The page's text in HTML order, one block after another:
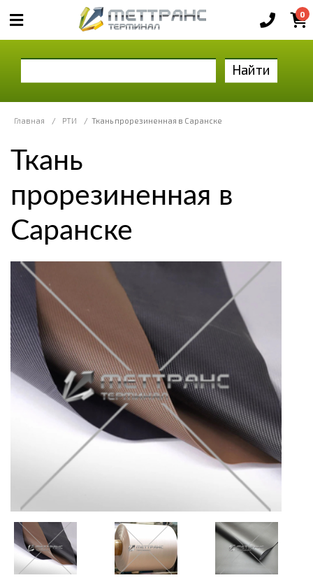
0
Найти
Главная / РТИ / Ткань прорезиненная в Саранске
Ткань
прорезиненная в
Саранске